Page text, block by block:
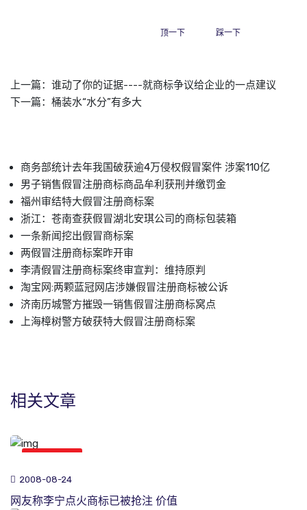
顶一下 踩一下
上一篇： 谁动了你的证据----就商标争议给企业的一点建议
下一篇： 桶装水“水分”有多大
商务部统计去年我国破获逾4万侵权假冒案件 涉案110亿
男子销售假冒注册商标商品牟利获刑并缴罚金
福州审结特大假冒注册商标案
浙江：苍南查获假冒湖北安琪公司的商标包装箱
一条新闻挖出假冒商标案
两假冒注册商标案昨开审
李清假冒注册商标案终审宣判：维持原判
淘宝网:两颗蓝冠网店涉嫌假冒注册商标被公诉
济南历城警方摧毁一销售假冒注册商标窝点
上海樟树警方破获特大假冒注册商标案
相关文章
2008-08-24
网友称李宁点火商标已被抢注 价值